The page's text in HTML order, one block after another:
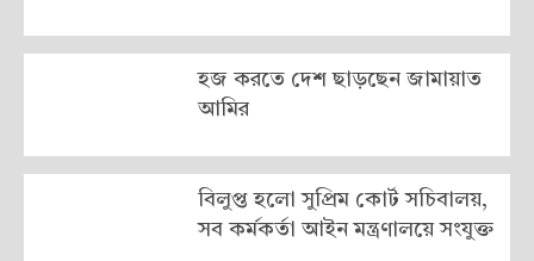
হজ করতে দেশ ছাড়ছেন জামায়াত
আমির
বিলুপ্ত হলো সুপ্রিম কোর্ট সচিবালয়,
সব কর্মকর্তা আইন মন্ত্রণালয়ে সংযুক্ত